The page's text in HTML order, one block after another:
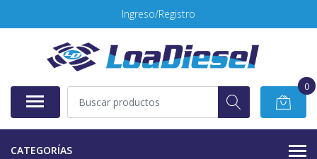
Ingreso/Registro
0
CATEGORÍAS